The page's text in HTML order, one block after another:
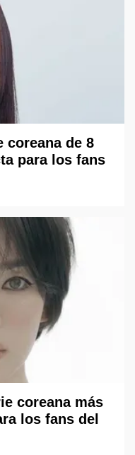
coreana de 8
para los fans
coreana más
los fans del